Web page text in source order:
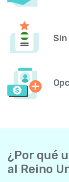
¿Por qué
al Reino